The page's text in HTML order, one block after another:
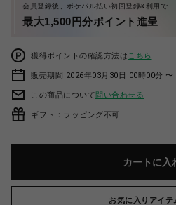
会員登録後、ポケパル払い初回登録&利用で
最大1,500円分ポイント進呈
獲得ポイントの確認方法は こちら
販売期間 2026年03月30日 00時00分
この商品について問い合わせる
ギフト：ラッピング不可
カートに入
お気に入りアイテ